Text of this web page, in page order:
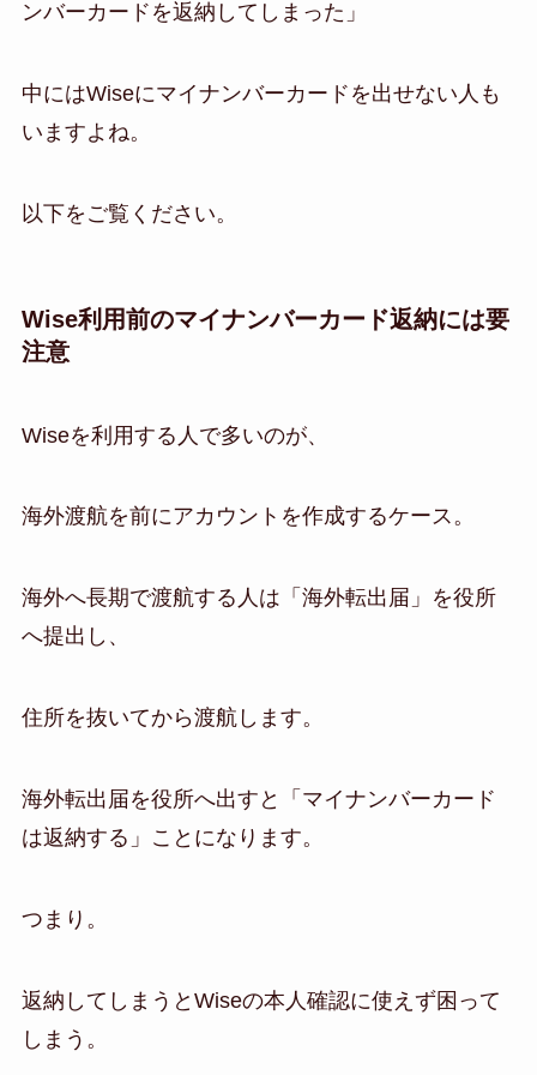
ンバーカードを返納してしまった」
中にはWiseにマイナンバーカードを出せない人も
いますよね。
以下をご覧ください。
Wise利用前のマイナンバーカード返納には要
注意
Wiseを利用する人で多いのが、
海外渡航を前にアカウントを作成するケース。
海外へ長期で渡航する人は「海外転出届」を役所
へ提出し、
住所を抜いてから渡航します。
海外転出届を役所へ出すと「マイナンバーカード
は返納する」ことになります。
つまり。
返納してしまうとWiseの本人確認に使えず困って
しまう。